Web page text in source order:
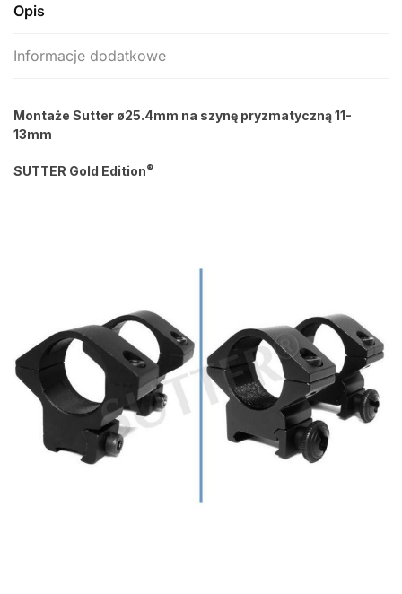
Opis
Informacje dodatkowe
Montaże Sutter ø25.4mm na szynę pryzmatyczną 11-
13mm
SUTTER Gold Edition®